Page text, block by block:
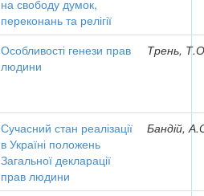
на свободу думок,
переконань та релігії
Особливості генези прав
людини
Трень,
Сучасний стан реалізації
в Україні положень
Загальної декларації
прав людини
Бандій,